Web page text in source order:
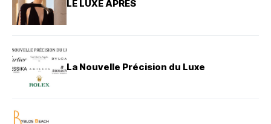
LE LUXE APRÈS
La Nouvelle Précision du Luxe